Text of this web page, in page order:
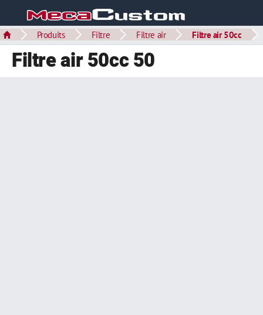
Produits Filtre Filtre air Filtre air 50cc
Filtre air 50cc 50